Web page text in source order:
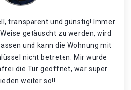
transparent und günstig! Immer
getäuscht zu werden, wird
und kann die Wohnung mit
nicht betreten. Mir wurde
die Tür geöffnet, war super
weiter so!!